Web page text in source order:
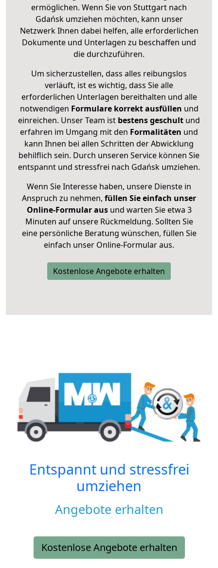
ermöglichen. Wenn Sie von Stuttgart nach
Gdańsk umziehen möchten, kann unser
Netzwerk Ihnen dabei helfen, alle erforderlichen
Dokumente und Unterlagen zu beschaffen und
die durchzuführen.
Um sicherzustellen, dass alles reibungslos
verläuft, ist es wichtig, dass Sie alle
erforderlichen Unterlagen bereithalten und alle
notwendigen Formulare korrekt ausfüllen und
einreichen. Unser Team ist bestens geschult und
erfahren im Umgang mit den Formalitäten und
kann Ihnen bei allen Schritten der Abwicklung
behilflich sein. Durch unseren Service können Sie
entspannt und stressfrei nach Gdańsk umziehen.
Wenn Sie Interesse haben, unsere Dienste in
Anspruch zu nehmen, füllen Sie einfach unser
Online-Formular ausund warten Sie etwa 3
Minuten auf unsere Rückmeldung. Sollten Sie
eine persönliche Beratung wünschen, füllen Sie
einfach unser Online-Formular aus.
Kostenlose Angebote erhalten
Entspannt und stressfrei
umziehen
Angebote erhalten
Kostenlose Angebote erhalten